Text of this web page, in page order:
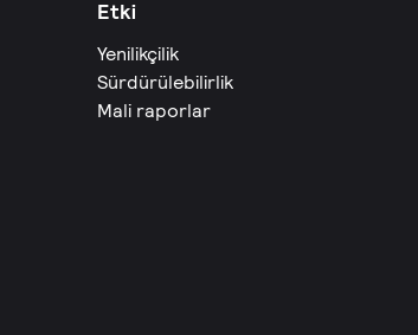
Etki
Yenilikçilik
Sürdürülebilirlik
Mali raporlar